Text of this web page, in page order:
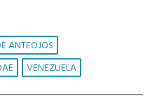
ANTEOJOS
VENEZUELA